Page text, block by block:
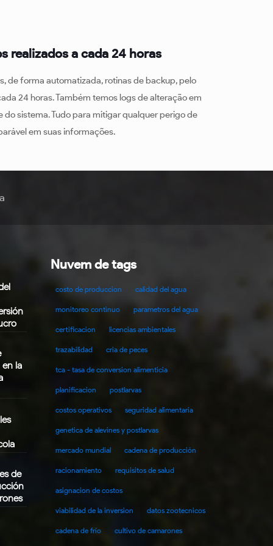
realizados a cada 24 horas
de forma automatizada, rotinas de backup, pelo
24 horas. Também temos logs de alteração em
do sistema. Tudo para mitigar qualquer perigo de
em suas informações.
la
de
Nuvem de tags
costo de produccion calidad del agua
monitoreo continuo parametros del agua
certificacion licencias ambientales
trazabilidad cria de peces
tca - tasa de conversion alimenticia
planificacion postlarvas
costos operativos seguridad alimentaria
genetica de alevines y postlarvas
mercado mundial cadena de producción
racionamiento requisitos de salud
asignacion de costos
viabilidad de la inversion datos zootecnicos
cadena de frío cultivo de camarones